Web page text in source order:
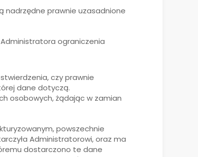
nadrzędne prawnie uzasadnione
ograniczenia
czy prawnie
dane dotyczą.
osobowych, żądając w zamian
powszechnie
Administratorowi, oraz ma
dostarczono te dane